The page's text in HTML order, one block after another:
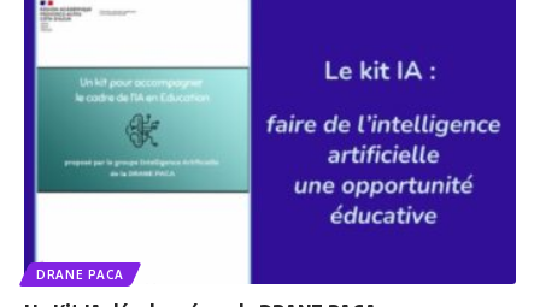
DRANE PACA